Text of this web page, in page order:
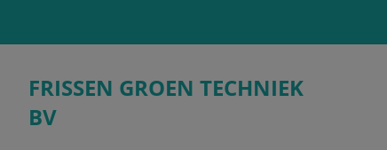
FRISSEN GROEN TECHNIEK
BV